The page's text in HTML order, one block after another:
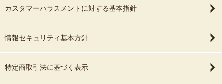
カスタマーハラスメントに対する基本指針
情報セキュリティ基本方針
特定商取引法に基づく表示